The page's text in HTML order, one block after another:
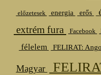
előzetesek energia erős
extrém fura Facebook
félelem FELIRAT:
Magyar